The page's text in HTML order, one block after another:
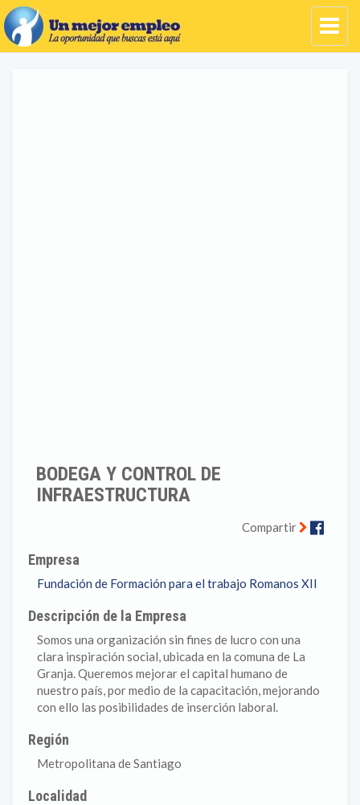
BODEGA Y CONTROL DE
INFRAESTRUCTURA
Compartir
Empresa
Fundación de Formación para el trabajo Romanos XII
Descripción de la Empresa
Somos una organización sin fines de lucro con una
clara inspiración social, ubicada en la comuna de La
Granja. Queremos mejorar el capital humano de
nuestro país, por medio de la capacitación, mejorando
con ello las posibilidades de inserción laboral.
Región
Metropolitana de Santiago
Localidad